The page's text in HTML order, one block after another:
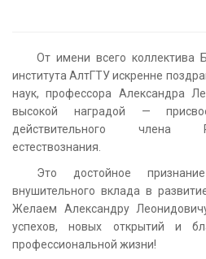
От имени всего коллектива
института АлтГТУ искренне
наук, профессора Александра
высокой наградой —
действительного члена
естествознания.
Это достойное
внушительного вклада в
Желаем Александру
успехов, новых открытий и
профессиональной жизни!